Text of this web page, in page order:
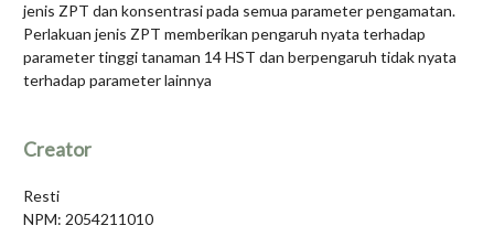
jenis ZPT dan konsentrasi pada semua parameter pengamatan.
Perlakuan jenis ZPT memberikan pengaruh nyata terhadap
parameter tinggi tanaman 14 HST dan berpengaruh tidak nyata
terhadap parameter lainnya
Creator
Resti
NPM: 2054211010